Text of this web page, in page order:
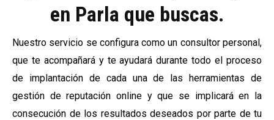
en Parla que buscas.
Nuestro servicio se configura como un consultor personal,
que te acompañará y te ayudará durante todo el proceso
de implantación de cada una de las herramientas de
gestión de reputación online y que se implicará en la
consecución de los resultados deseados por parte de tu